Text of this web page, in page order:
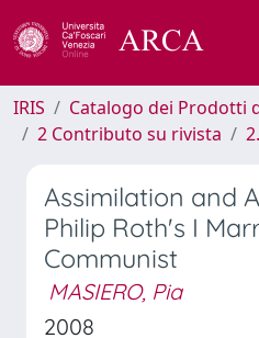
IRIS
Catalogo dei Prodotti
2 Contributo su rivista
Assimilation and
Philip Roth's I
Communist
MASIERO, Pia
2008